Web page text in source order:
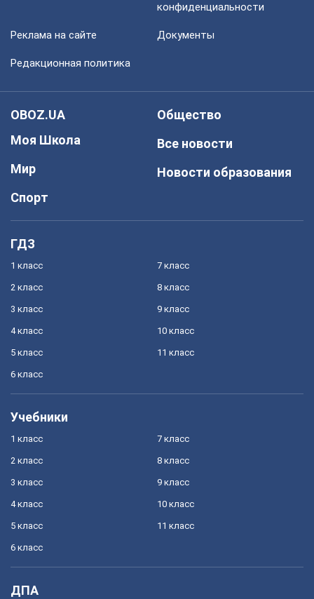
конфиденциальности
Реклама на сайте Документы
Редакционная политика
OBOZ.UA
Моя Школа
Мир
Спорт
Общество
Все новости
Новости образования
ГДЗ
1 класс
2 класс
3 класс
4 класс
5 класс
6 класс
7 класс
8 класс
9 класс
10 класс
11 класс
Учебники
1 класс
2 класс
3 класс
4 класс
5 класс
6 класс
7 класс
8 класс
9 класс
10 класс
11 класс
ДПА